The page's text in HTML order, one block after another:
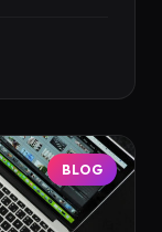
BLOG